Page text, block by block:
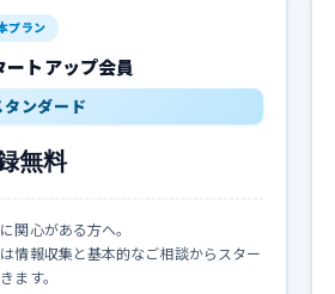
プラン
ートアップ会員
タンダード
無料
関心がある方へ。
情報収集と基本的なご相談からスター
ます。